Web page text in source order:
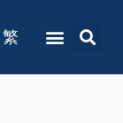
繁